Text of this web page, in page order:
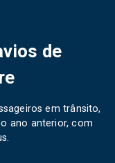
de
em trânsito,
ano anterior, com